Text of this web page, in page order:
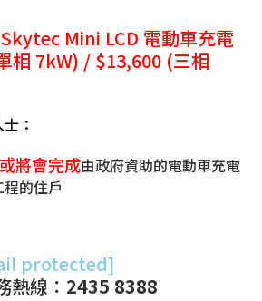
Mini LCD 電動車充電
相 7kW) / $13,600 (三相
：
將會完成由政府資助的電動車充電
的住戶
protected]
熱線： 2435 8388